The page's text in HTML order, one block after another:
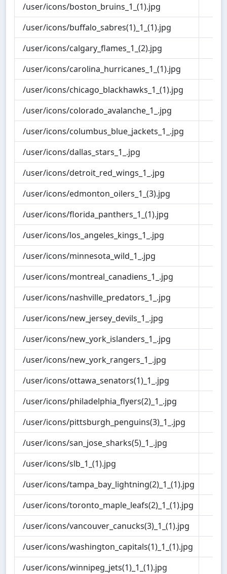
/user/icons/boston_bruins_1_(1).jpg
/user/icons/buffalo_sabres(1)_1_(1).jpg
/user/icons/calgary_flames_1_(2).jpg
/user/icons/carolina_hurricanes_1_(1).jpg
/user/icons/chicago_blackhawks_1_(1).jpg
/user/icons/colorado_avalanche_1_.jpg
/user/icons/columbus_blue_jackets_1_.jpg
/user/icons/dallas_stars_1_.jpg
/user/icons/detroit_red_wings_1_.jpg
/user/icons/edmonton_oilers_1_(3).jpg
/user/icons/florida_panthers_1_(1).jpg
/user/icons/los_angeles_kings_1_.jpg
/user/icons/minnesota_wild_1_.jpg
/user/icons/montreal_canadiens_1_.jpg
/user/icons/nashville_predators_1_.jpg
/user/icons/new_jersey_devils_1_.jpg
/user/icons/new_york_islanders_1_.jpg
/user/icons/new_york_rangers_1_.jpg
/user/icons/ottawa_senators(1)_1_.jpg
/user/icons/philadelphia_flyers(2)_1_.jpg
/user/icons/pittsburgh_penguins(3)_1_.jpg
/user/icons/san_jose_sharks(5)_1_.jpg
/user/icons/slb_1_(1).jpg
/user/icons/tampa_bay_lightning(2)_1_(1).jpg
/user/icons/toronto_maple_leafs(2)_1_(1).jpg
/user/icons/vancouver_canucks(3)_1_(1).jpg
/user/icons/washington_capitals(1)_1_(1).jpg
/user/icons/winnipeg_jets(1)_1_(1).jpg